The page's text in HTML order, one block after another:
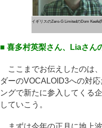
イギリスのZero-G LimitedのDom Keefe
■ 喜多村英梨さん、Liaさん
ここまでお伝えしたのは
ダーのVOCALOID3への対
ングで新たに参入してくる
していこう。
まずは今年の正月に地上